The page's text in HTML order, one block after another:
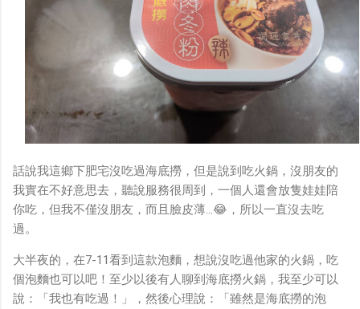
話說我這鄉下肥宅沒吃過海底撈，但是說到吃火鍋，沒朋友的
我實在不好意思去，聽說服務很周到，一個人還會放隻娃娃陪
你吃，但我不僅沒朋友，而且臉皮薄…😂，所以一直沒去吃
過。
大半夜的，在7-11看到這款泡麵，想說沒吃過他家的火鍋，吃
個泡麵也可以吧！至少以後有人聊到海底撈火鍋，我至少可以
說：「我也有吃過！」，然後心理說：「雖然是海底撈的泡